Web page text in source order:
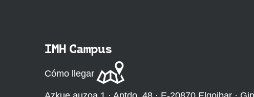
í
:
IMH Campus
Cómo llegar